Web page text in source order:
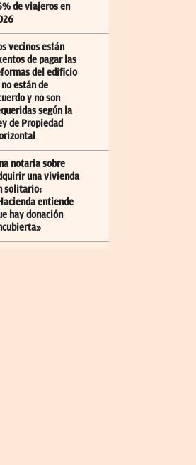
de viajeros en
vecinos están
de pagar las
del edificio
están de
y no son
según la
de Propiedad
notaria sobre
una vivienda
solitario:
entiende
hay donación